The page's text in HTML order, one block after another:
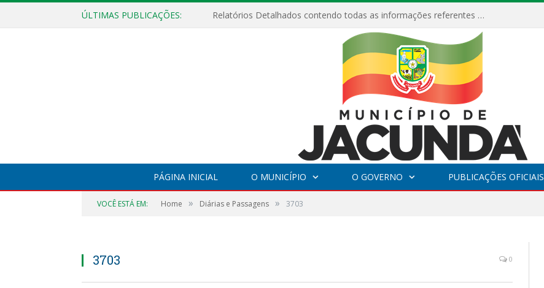
ÚLTIMAS PUBLICAÇÕES: Relatórios Detalhados contendo todas as informações referentes a execução de recursos destinados ao fomento de projetos culturais no Município de Jacundá entre os anos de 2022 ao presente ano de 2026.
PÁGINA INICIAL O MUNICÍPIO O GOVERNO PUBLICAÇÕES OFICIAIS
VOCÊ ESTÁ EM: Home » Diárias e Passagens » 3703
3703 0